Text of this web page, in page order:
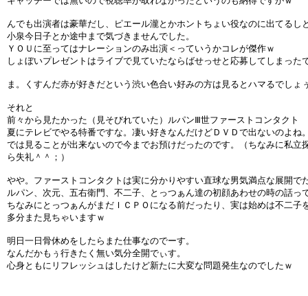
んでも出演者は豪華だし、ピエール瀧とかホントちょい役なのに出てるし
小泉今日子とか途中まで気づきませんでした。
ＹＯＵに至ってはナレーションのみ出演＜っていうかコレが傑作ｗ
しょぼいプレゼントはライブで見ていたならばせっせと応募してしまった
ま。くすんだ赤が好きだという渋い色合い好みの方は見るとハマるでしょ
それと
前々から見たかった（見そびれていた）ルパンⅢ世ファーストコンタクト
夏にテレビでやる特番ですな。凄い好きなんだけどＤＶＤで出ないのよね
では見ることが出来ないので今までお預けだったのです。（ちなみに私立
ら失礼＾＾；）
やや。ファーストコンタクトは実に分かりやすい直球な男気満点な展開で
ルパン、次元、五右衛門、不二子、とっつぁん達の初顔あわせの時の話っ
ちなみにとっつぁんがまだＩＣＰＯになる前だったり、実は始めは不二子
多分また見ちゃいますｗ
明日一日骨休めをしたらまた仕事なのでーす。
なんだかもぅ行きたく無い気分全開でぃす。
心身ともにリフレッシュはしたけど新たに大変な問題発生なのでしたｗ